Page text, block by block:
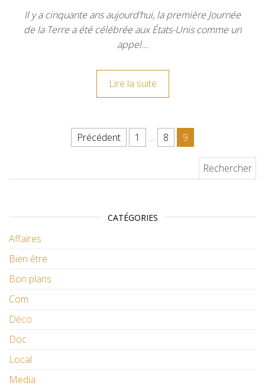
Il y a cinquante ans aujourd’hui, la première Journée
de la Terre a été célébrée aux États-Unis comme un
appel…
Lire la suite
Pagination des publications
Précédent 1 … 8
9
CATÉGORIES
Affaires
Bien être
Bon plans
Com
Déco
Doc
Local
Media